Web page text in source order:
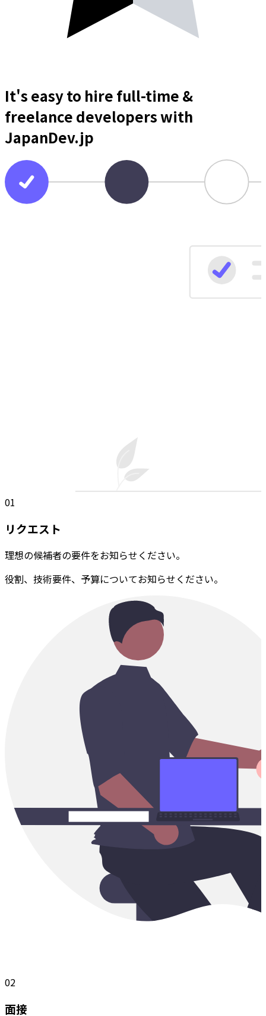
It's easy to hire full-time &
freelance developerswith
JapanDev.jp
01
リクエスト
理想の候補者の要件をお知らせください。
役割、技術要件、予算についてお知らせください。
02
面接